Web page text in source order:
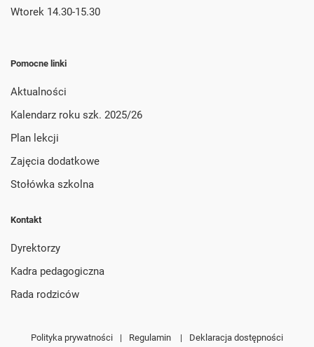
Wtorek 14.30-15.30
Pomocne linki
Aktualności
Kalendarz roku szk. 2025/26
Plan lekcji
Zajęcia dodatkowe
Stołówka szkolna
Kontakt
Dyrektorzy
Kadra pedagogiczna
Rada rodziców
Polityka prywatności | Regulamin | Deklaracja dostępności